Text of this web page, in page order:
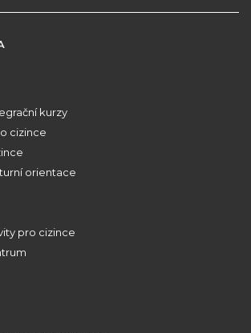
kurzy
cizince
orientace
pro cizince